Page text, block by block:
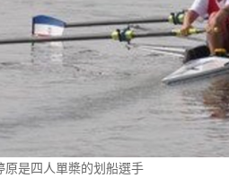
原是四人單槳的划船選手